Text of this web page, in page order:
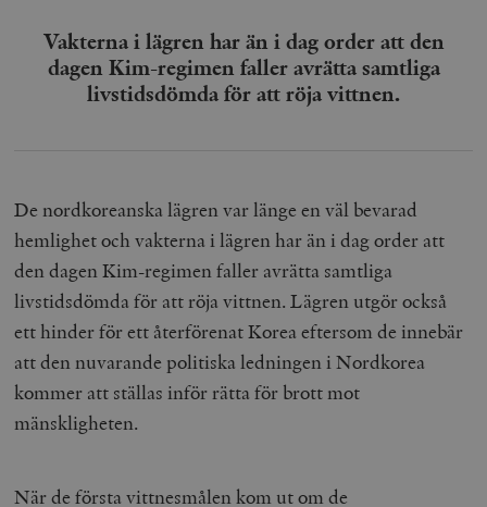
Vakterna i lägren har än i dag order att den
dagen Kim-regimen faller avrätta samtliga
livstidsdömda för att röja vittnen.
De nordkoreanska lägren var länge en väl bevarad
hemlighet och vakterna i lägren har än i dag order att
den dagen Kim-regimen faller avrätta samtliga
livstidsdömda för att röja vittnen. Lägren utgör också
ett hinder för ett återförenat Korea eftersom de innebär
att den nuvarande politiska ledningen i Nordkorea
kommer att ställas inför rätta för brott mot
mänskligheten.
När de första vittnesmålen kom ut om de